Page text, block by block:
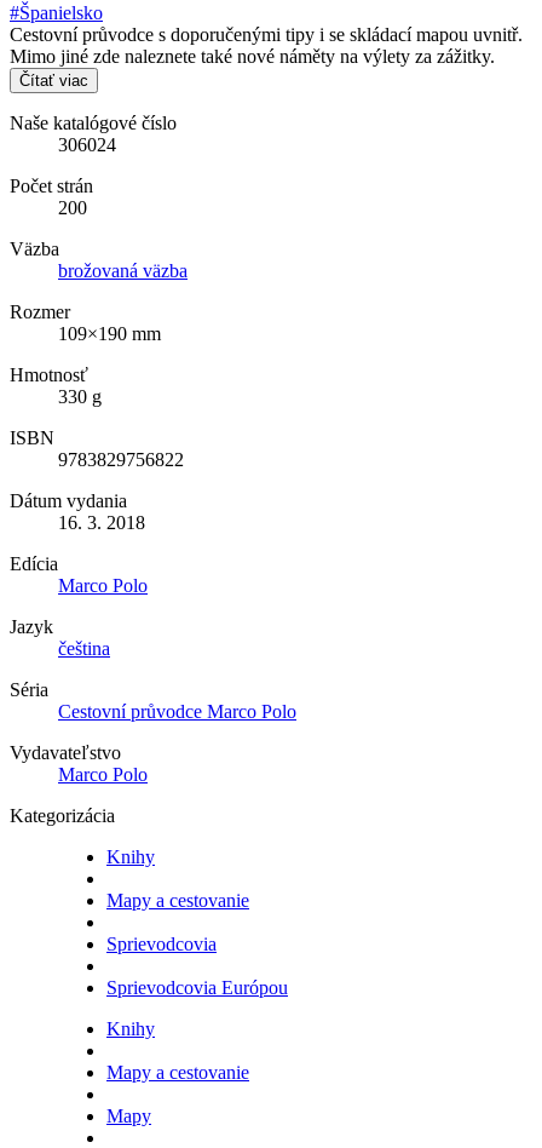
#Španielsko
Cestovní průvodce s doporučenými tipy i se skládací mapou uvnitř.
Mimo jiné zde naleznete také nové náměty na výlety za zážitky.
Čítať viac
Naše katalógové číslo
306024
Počet strán
200
Väzba
brožovaná väzba
Rozmer
109×190 mm
Hmotnosť
330 g
ISBN
9783829756822
Dátum vydania
16. 3. 2018
Edícia
Marco Polo
Jazyk
čeština
Séria
Cestovní průvodce Marco Polo
Vydavateľstvo
Marco Polo
Kategorizácia
Knihy
Mapy a cestovanie
Sprievodcovia
Sprievodcovia Európou
Knihy
Mapy a cestovanie
Mapy